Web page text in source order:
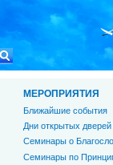
МЕРОПРИЯТИЯ
Ближайшие события
Дни открытых дверей
Семинары о
Семинары по